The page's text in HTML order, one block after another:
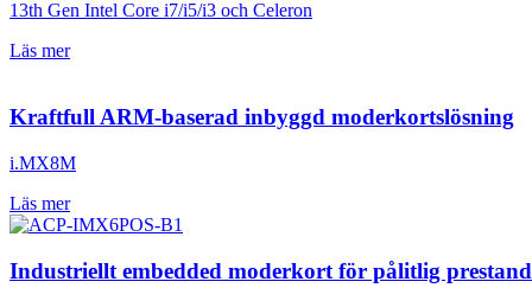
13th Gen Intel Core i7/i5/i3 och Celeron
Läs mer
Kraftfull ARM-baserad inbyggd moderkortslösning
i.MX8M
Läs mer
Industriellt embedded moderkort för pålitlig